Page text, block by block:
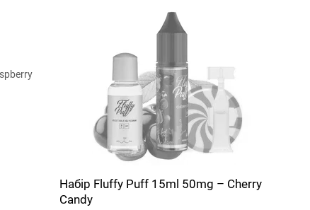
Набір Fluffy Puff 15ml 50mg – Cherry
Candy